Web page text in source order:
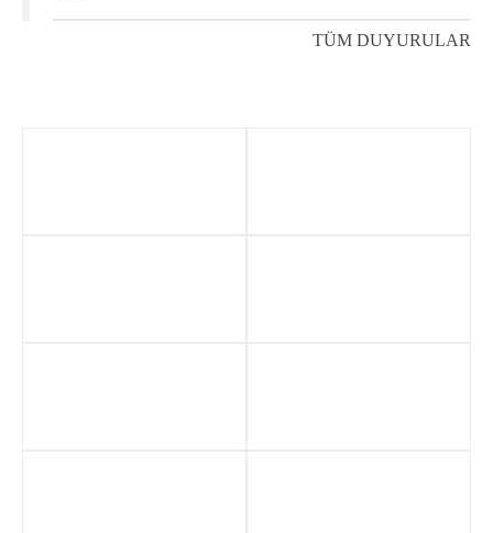
TÜM DUYURULAR